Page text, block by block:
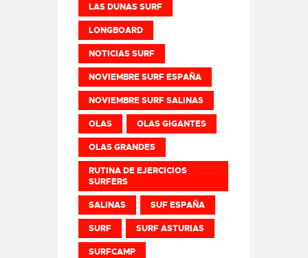
LAS DUNAS SURF
LONGBOARD
NOTICIAS SURF
NOVIEMBRE SURF ESPAÑA
NOVIEMBRE SURF SALINAS
OLAS OLAS GIGANTES
OLAS GRANDES
RUTINA DE EJERCICIOS
SURFERS
SALINAS SUF ESPAÑA
SURF SURF ASTURIAS
SURFCAMP